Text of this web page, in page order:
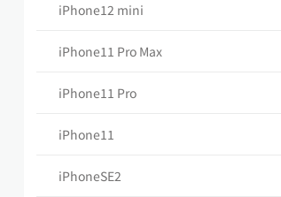
iPhone12 mini
iPhone11 Pro Max
iPhone11 Pro
iPhone11
iPhoneSE2